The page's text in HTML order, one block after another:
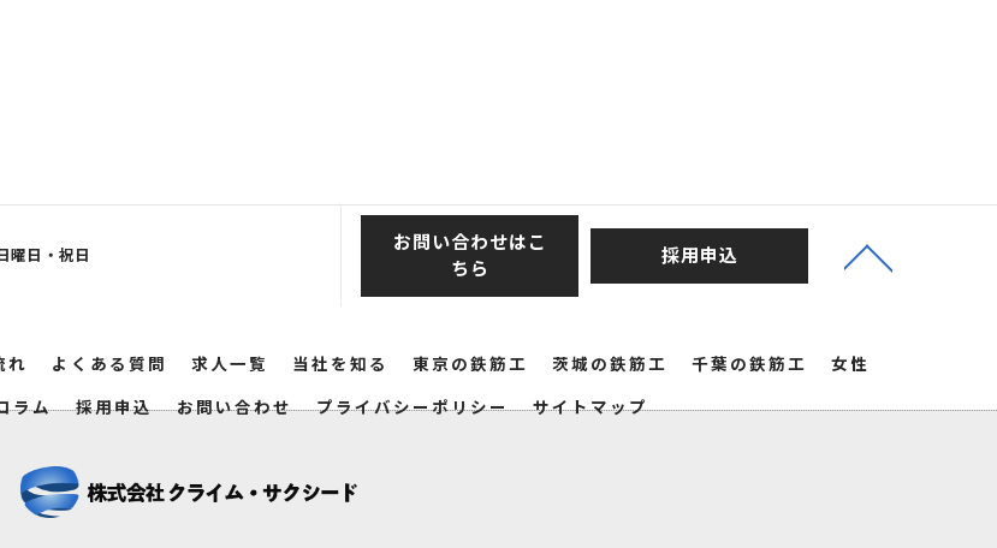
曜日・祝日
お問い合わせはこ
ちら
採用申込
れ よくある質問 求人一覧 当社を知る 東京の鉄筋工 茨城の鉄筋工 千葉の鉄筋工
女性
ラム 採用申込 お問い合わせ プライバシーポリシー サイトマップ